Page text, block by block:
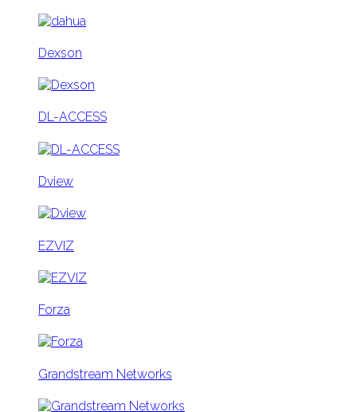
Dexson
DL-ACCESS
Dview
EZVIZ
Forza
Grandstream Networks